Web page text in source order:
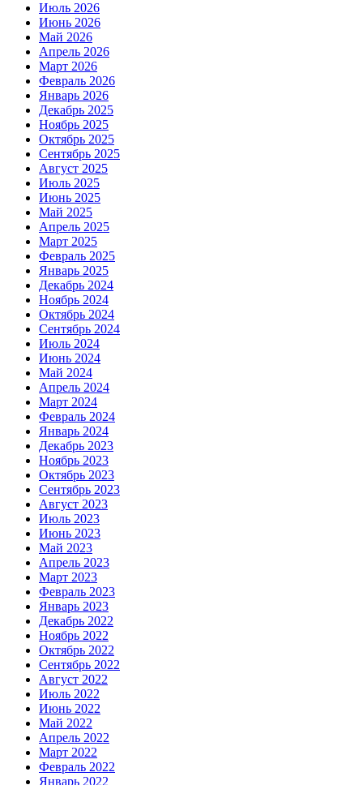
Июль 2026
Июнь 2026
Май 2026
Апрель 2026
Март 2026
Февраль 2026
Январь 2026
Декабрь 2025
Ноябрь 2025
Октябрь 2025
Сентябрь 2025
Август 2025
Июль 2025
Июнь 2025
Май 2025
Апрель 2025
Март 2025
Февраль 2025
Январь 2025
Декабрь 2024
Ноябрь 2024
Октябрь 2024
Сентябрь 2024
Июль 2024
Июнь 2024
Май 2024
Апрель 2024
Март 2024
Февраль 2024
Январь 2024
Декабрь 2023
Ноябрь 2023
Октябрь 2023
Сентябрь 2023
Август 2023
Июль 2023
Июнь 2023
Май 2023
Апрель 2023
Март 2023
Февраль 2023
Январь 2023
Декабрь 2022
Ноябрь 2022
Октябрь 2022
Сентябрь 2022
Август 2022
Июль 2022
Июнь 2022
Май 2022
Апрель 2022
Март 2022
Февраль 2022
Январь 2022